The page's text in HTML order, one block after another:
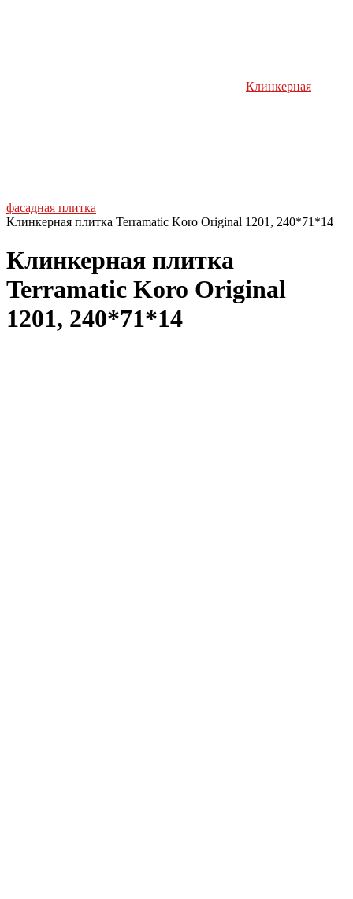
Клинкерная
фасадная плитка
Клинкерная плитка Terramatic Koro Original 1201, 240*71*14
Клинкерная плитка
Terramatic Koro Original
1201, 240*71*14